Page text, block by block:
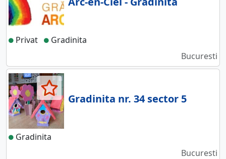
Privat
Gradinita
Bucuresti
Gradinita nr. 34 sector 5
Gradinita
Bucuresti